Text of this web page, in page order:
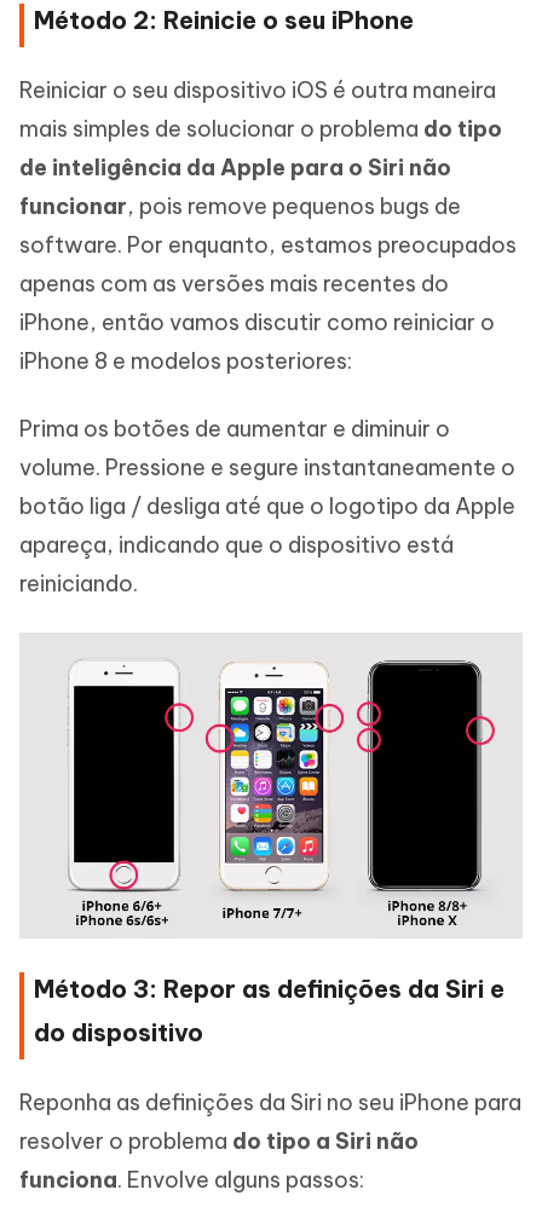
Método 2: Reinicie o seu iPhone
Reiniciar o seu dispositivo iOS é outra maneira
mais simples de solucionar o problema do tipo
de inteligência da Apple para o Siri não
funcionar, pois remove pequenos bugs de
software. Por enquanto, estamos preocupados
apenas com as versões mais recentes do
iPhone, então vamos discutir como reiniciar o
iPhone 8 e modelos posteriores:
Prima os botões de aumentar e diminuir o
volume. Pressione e segure instantaneamente o
botão liga / desliga até que o logotipo da Apple
apareça, indicando que o dispositivo está
reiniciando.
Método 3: Repor as definições da Siri e
do dispositivo
Reponha as definições da Siri no seu iPhone para
resolver o problema do tipo a Siri não
funciona. Envolve alguns passos: